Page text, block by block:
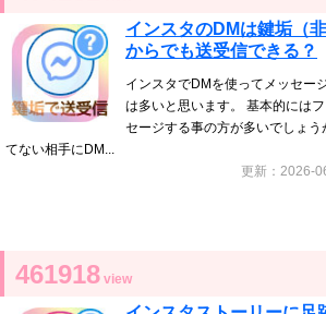
インスタのDMは鍵垢（
からでも送受信できる？
インスタでDMを使ってメッセー
は多いと思います。 基本的には
セージする事の方が多いでしょ
てない相手にDM...
更新：2026-
461918 view